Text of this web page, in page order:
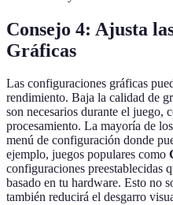
Consejo 4: Ajusta
Gráficas
Las configuraciones gráficas
rendimiento. Baja la calidad de
son necesarios durante el juego,
procesamiento. La mayoría de
menú de configuración donde
ejemplo, juegos populares como
configuraciones preestablecidas
basado en tu hardware. Esto no
también reducirá el desgarro